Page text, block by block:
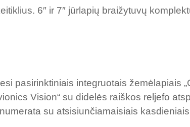
6″ ir 7″ jūrlapių braižytuvų
pasirinktiniais integruotais žemėlapiais
Vision“ su didelės raiškos reljefo
su atsisiunčiamaisiais